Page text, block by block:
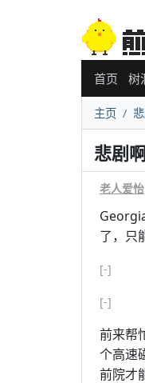
首页 树
主页
悲剧
老人爱怡
了，只
[-]
[-]
前来帮
个高速
前院才